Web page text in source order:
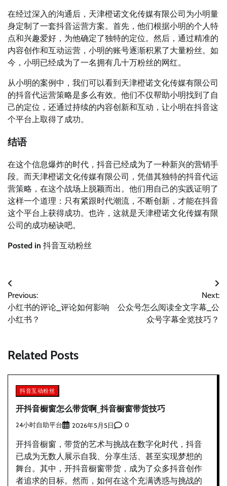
在经过深入的沟通后，天津橙诺文化传媒有限公司为小明量
身定制了一套抖音运营方案。首先，他们根据小明的个人特
点和兴趣爱好，为他确定了独特的定位。然后，通过精准的
内容创作和互动运营，小明的账号逐渐积累了大量粉丝。如
今，小明已经成为了一名拥有几十万粉丝的网红。
从小明的案例中，我们可以看到天津橙诺文化传媒有限公司
的抖音代运营策略是多么有效。他们不仅帮助小明找到了自
己的定位，还通过持续的内容创新和互动，让小明在抖音这
个平台上取得了成功。
结语
在这个信息爆炸的时代，抖音已经成为了一种新兴的营销手
段。而天津橙诺文化传媒有限公司，凭借其独特的抖音代运
营策略，在这个战场上脱颖而出。他们用自己的实践证明了
这样一个道理：只有紧跟时代潮流，不断创新，才能在抖音
这个平台上获得成功。也许，这就是天津橙诺文化传媒有限
公司的成功秘诀吧。
Posted in 抖音互动粉丝
文
章
导
Previous:
小红书的评论_评论如何影响
小红书？
Next:
公众号怎么阅读全文字幕_公
众号字幕全览技巧？
Related Posts
抖音互动粉丝
开抖音橱窗怎么带货啊_抖音橱窗带货技巧
24小时自助平台 2026年5月5日 0
开抖音橱窗，带货的艺术与挑战在数字化时代，抖音
已成为无数人展示自我、分享生活、甚至实现梦想的
舞台。其中，开抖音橱窗带货，成为了众多抖音创作
者追求的目标。然而，如何在这个充满诱惑与挑战的